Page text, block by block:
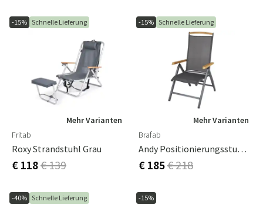
-15% Schnelle Lieferung
Mehr Varianten
Fritab
Roxy Strandstuhl Grau
€ 118€ 139
-15% Schnelle Lieferung
Mehr Varianten
Brafab
Andy Positionierungsstuhl Anthrazit/Antrazit
€ 185€ 218
-40% Schnelle Lieferung -15%